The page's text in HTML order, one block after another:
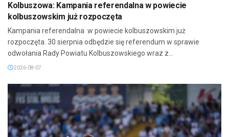
Kolbuszowa: Kampania referendalna w powiecie
kolbuszowskim już rozpoczęta
Kampania referendalna w powiecie kolbuszowskim już
rozpoczęta. 30 sierpnia odbędzie się referendum w sprawie
odwołania Rady Powiatu Kolbuszowskiego wraz z...
2026-08-07